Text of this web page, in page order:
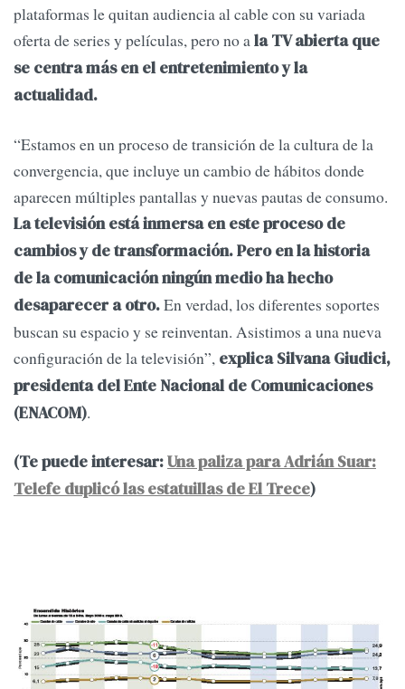
plataformas le quitan audiencia al cable con su variada
oferta de series y películas, pero no ala TV abierta que
se centra más en el entretenimiento y la
actualidad.
“Estamos en un proceso de transición de la cultura de la
convergencia, que incluye un cambio de hábitos donde
aparecen múltiples pantallas y nuevas pautas de consumo.
La televisión está inmersa en este proceso de
cambios y de transformación. Pero en la historia
de la comunicación ningún medio ha hecho
desaparecer a otro.En verdad, los diferentes soportes
buscan su espacio y se reinventan. Asistimos a una nueva
configuración de la televisión”, explica Silvana Giudici,
presidenta del Ente Nacional de Comunicaciones
(ENACOM).
(Te puede interesar:Una paliza para Adrián Suar:
Telefe duplicó las estatuillas de El Trece)